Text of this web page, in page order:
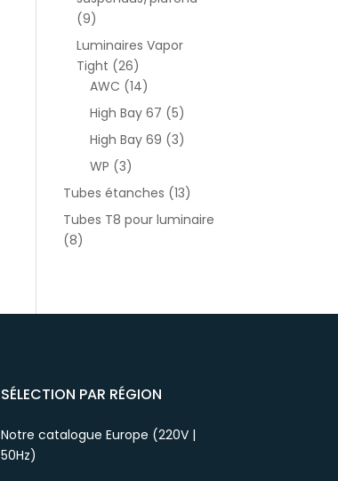
(9)
Luminaires Vapor
Tight (26)
AWC (14)
High Bay 67 (5)
High Bay 69 (3)
WP (3)
Tubes étanches (13)
Tubes T8 pour luminaire
(8)
SÉLECTION PAR RÉGION
Notre catalogue Europe (220V |
50Hz)